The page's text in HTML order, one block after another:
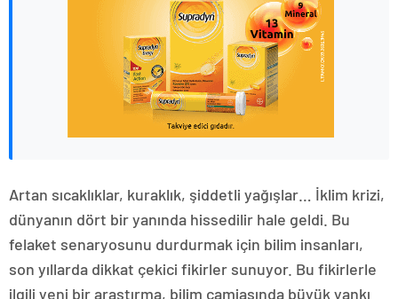
Artan sıcaklıklar, kuraklık, şiddetli yağışlar… İklim krizi,
dünyanın dört bir yanında hissedilir hale geldi. Bu
felaket senaryosunu durdurmak için bilim insanları,
son yıllarda dikkat çekici fikirler sunuyor. Bu fikirlerle
ilgili yeni bir araştırma, bilim camiasında büyük yankı